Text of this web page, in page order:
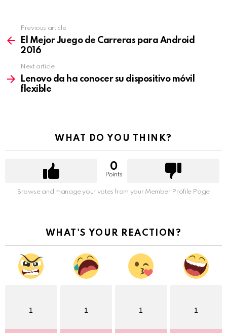
more
Previous article
El Mejor Juego de Carreras para Android
2016
Next article
Lenovo da ha conocer su dispositivo móvil
flexible
WHAT DO YOU THINK?
0
Points
Browse and manage your votes from your Member Profile Page
WHAT'S YOUR REACTION?
1 1 1 1